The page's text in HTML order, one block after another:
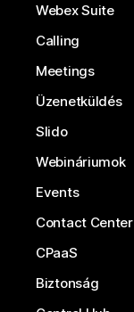
Webex Suite
Calling
Meetings
Üzenetküldés
Slido
Webináriumok
Events
Contact Center
CPaaS
Biztonság